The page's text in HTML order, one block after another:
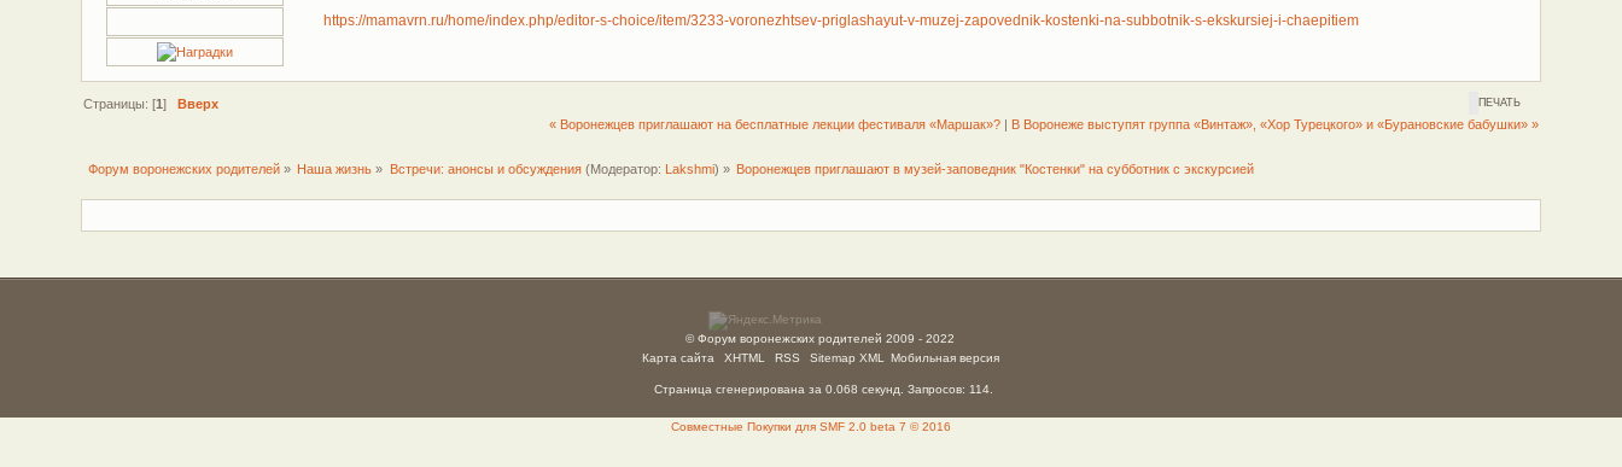
https://mamavrn.ru/home/index.php/editor-s-choice/item/3233-voronezhtsev-priglashayut-v-muzej-zapovednik-kostenki-na-subbotnik-s-ekskursiej-i-chaepitiem
ПЕЧАТЬ
Страницы: [1]Вверх
« Воронежцев приглашают на бесплатные лекции фестиваля «Маршак»? | В Воронеже выступят группа «Винтаж», «Хор Турецкого» и «Бурановские бабушки» »
Форум воронежских родителей » Наша жизнь » Встречи: анонсы и обсуждения(Модератор: Lakshmi) » Воронежцев приглашают в музей-заповедник "Костенки" на субботник с экскурсией
© Форум воронежских родителей 2009 - 2022
Карта сайта
XHTML RSS Sitemap XML Мобильная версия
Страница сгенерирована за 0.068 секунд. Запросов: 114.
Совместные Покупки для SMF 2.0 beta 7 © 2016